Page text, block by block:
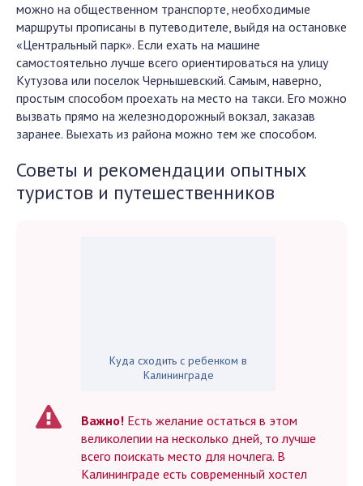
можно на общественном транспорте, необходимые
маршруты прописаны в путеводителе, выйдя на остановке
«Центральный парк». Если ехать на машине
самостоятельно лучше всего ориентироваться на улицу
Кутузова или поселок Чернышевский. Самым, наверно,
простым способом проехать на место на такси. Его можно
вызвать прямо на железнодорожный вокзал, заказав
заранее. Выехать из района можно тем же способом.
Советы и рекомендации опытных
туристов и путешественников
Куда сходить с ребенком в
Калининграде
Важно! Есть желание остаться в этом
великолепии на несколько дней, то лучше
всего поискать место для ночлега. В
Калининграде есть современный хостел